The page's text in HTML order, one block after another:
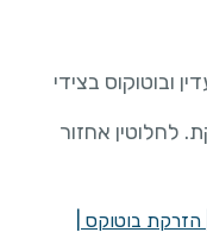
ובוטוקוס בצידי
לחלוטין אחזור
הזרקת בוטוקס